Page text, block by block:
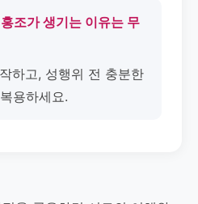
조가 생기는 이유는 무
하고, 성행위 전 충분한
용하세요.